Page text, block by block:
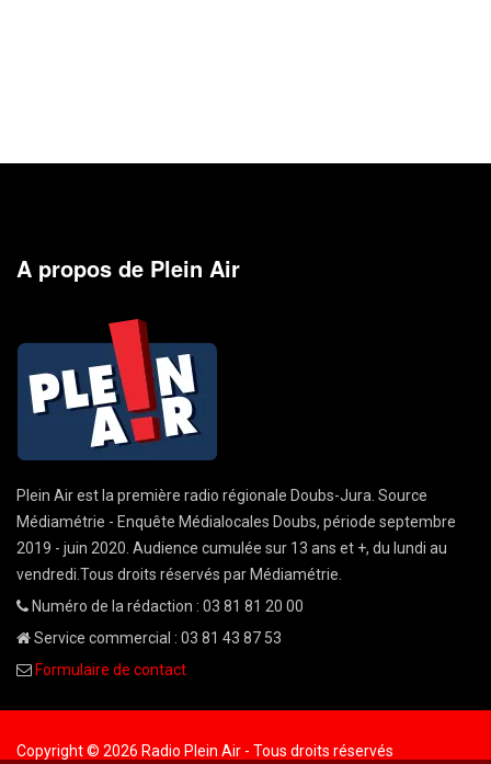
A propos de Plein Air
Plein Air est la première radio régionale Doubs-Jura. Source
Médiamétrie - Enquête Médialocales Doubs, période septembre
2019 - juin 2020. Audience cumulée sur 13 ans et +, du lundi au
vendredi.Tous droits réservés par Médiamétrie.
Numéro de la rédaction : 03 81 81 20 00
Service commercial : 03 81 43 87 53
Formulaire de contact
Copyright © 2026 Radio Plein Air - Tous droits réservés